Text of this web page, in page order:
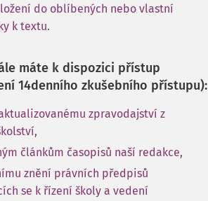
do oblíbených nebo vlastní
k textu.
máte k dispozici přístup
14denního zkušebního přístupu):
zpravodajství z
článkům časopisů naší redakce,
znění právních předpisů
se k řízení školy a vedení